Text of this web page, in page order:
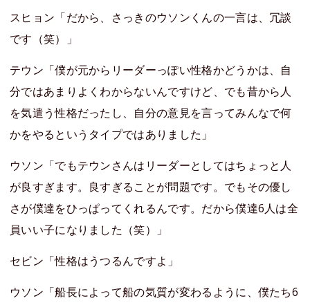
スヒョン「だから、さっきのウソンくんの一言は、冗談
です（笑）」
テウン「僕が元からリーダーっぽい性格かどうかは、自
分ではあまりよくわからないんですけど、でも昔から人
を気遣う性格だったし、自分の意見を言ってみんなで何
かをやるというタイプではありました」
ウソン「でもテウンさんはリーダーとしてはちょっと人
が良すぎます。良すぎることが問題です。でもその優し
さが僕達をひっぱってくれるんです。だから僕達6人は全
員いい子になりました（笑）」
セビン「性格はうつるんですよ」
ウソン「船長によって船の気質が変わるように、僕たち6